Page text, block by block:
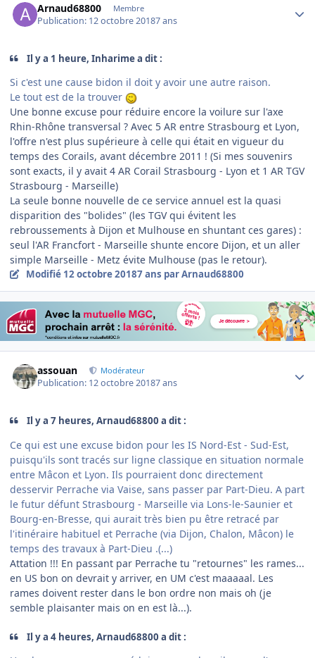
Arnaud68800 Membre
Publication: 12 octobre 20187 ans
Il y a 1 heure, Inharime a dit :
Si c'est une cause bidon il doit y avoir une autre raison.
Le tout est de la trouver
Une bonne excuse pour réduire encore la voilure sur l'axe
Rhin-Rhône transversal ? Avec 5 AR entre Strasbourg et Lyon,
l'offre n'est plus supérieure à celle qui était en vigueur du
temps des Corails, avant décembre 2011 ! (Si mes souvenirs
sont exacts, il y avait 4 AR Corail Strasbourg - Lyon et 1 AR TGV
Strasbourg - Marseille)
La seule bonne nouvelle de ce service annuel est la quasi
disparition des "bolides" (les TGV qui évitent les
rebroussements à Dijon et Mulhouse en shuntant ces gares) :
seul l'AR Francfort - Marseille shunte encore Dijon, et un aller
simple Marseille - Metz évite Mulhouse (pas le retour).
Modifié 12 octobre 20187 ans par Arnaud68800
assouan Modérateur
Publication: 12 octobre 20187 ans
Il y a 7 heures, Arnaud68800 a dit :
Ce qui est une excuse bidon pour les IS Nord-Est - Sud-Est,
puisqu'ils sont tracés sur ligne classique en situation normale
entre Mâcon et Lyon. Ils pourraient donc directement
desservir Perrache via Vaise, sans passer par Part-Dieu. A part
le futur défunt Strasbourg - Marseille via Lons-le-Saunier et
Bourg-en-Bresse, qui aurait très bien pu être retracé par
l'itinéraire habituel et Perrache (via Dijon, Chalon, Mâcon) le
temps des travaux à Part-Dieu .(...)
Attation !!! En passant par Perrache tu "retournes" les rames...
en US bon on devrait y arriver, en UM c'est maaaaal. Les
rames doivent rester dans le bon ordre non mais oh (je
semble plaisanter mais on en est là...).
Il y a 4 heures, Arnaud68800 a dit :